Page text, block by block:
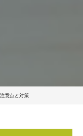
意点と対策